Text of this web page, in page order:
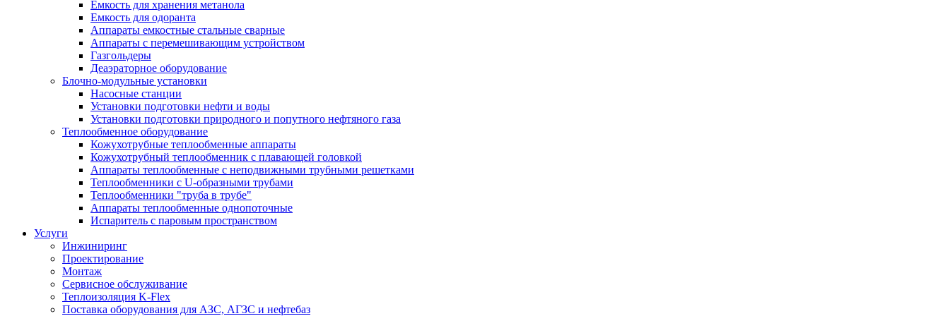
Емкость для хранения метанола
Емкость для одоранта
Аппараты емкостные стальные сварные
Аппараты с перемешивающим устройством
Газгольдеры
Деаэраторное оборудование
Блочно-модульные установки
Насосные станции
Установки подготовки нефти и воды
Установки подготовки природного и попутного нефтяного газа
Теплообменное оборудование
Кожухотрубные теплообменные аппараты
Кожухотрубный теплообменник с плавающей головкой
Аппараты теплообменные с неподвижными трубными решетками
Теплообменники с U-образными трубами
Теплообменники "труба в трубе"
Аппараты теплообменные однопоточные
Испаритель с паровым пространством
Услуги
Инжиниринг
Проектирование
Монтаж
Сервисное обслуживание
Теплоизоляция K-Flex
Поставка оборудования для АЗС, АГЗС и нефтебаз